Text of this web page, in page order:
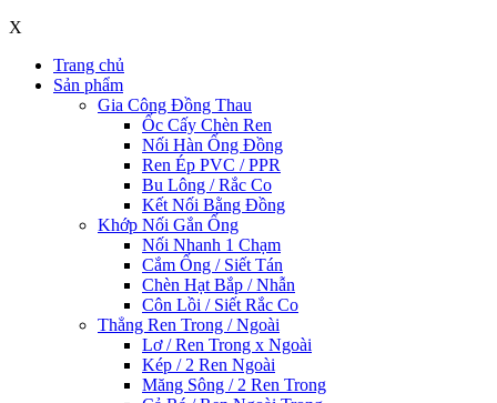
X
Trang chủ
Sản phẩm
Gia Công Đồng Thau
Ốc Cấy Chèn Ren
Nối Hàn Ống Đồng
Ren Ép PVC / PPR
Bu Lông / Rắc Co
Kết Nối Bằng Đồng
Khớp Nối Gắn Ống
Nối Nhanh 1 Chạm
Cắm Ống / Siết Tán
Chèn Hạt Bắp / Nhẫn
Côn Lồi / Siết Rắc Co
Thẳng Ren Trong / Ngoài
Lơ / Ren Trong x Ngoài
Kép / 2 Ren Ngoài
Măng Sông / 2 Ren Trong